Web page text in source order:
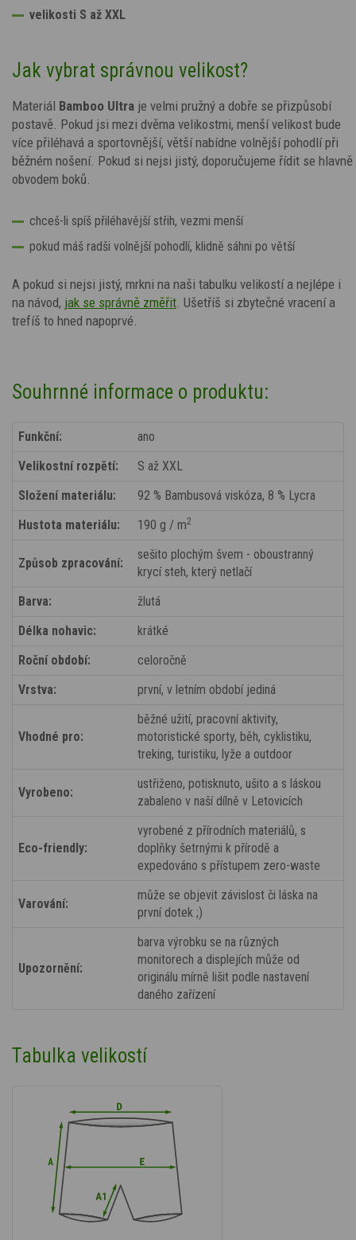
velikosti S až XXL
Jak vybrat správnou velikost?
Materiál Bamboo Ultra je velmi pružný a dobře se přizpůsobí
postavě. Pokud jsi mezi dvěma velikostmi, menší velikost bude
více přiléhavá a sportovnější, větší nabídne volnější pohodlí při
běžném nošení. Pokud si nejsi jistý, doporučujeme řídit se hlavně
obvodem boků.
chceš-li spíš přiléhavější střih, vezmi menší
pokud máš radši volnější pohodlí, klidně sáhni po větší
A pokud si nejsi jistý, mrkni na naši tabulku velikostí a nejlépe i
na návod, jak se správně změřit . Ušetříš si zbytečné vracení a
trefíš to hned napoprvé.
Souhrnné informace o produktu:
Funkční:
ano
Velikostní rozpětí:
S až XXL
Složení materiálu:
92 % Bambusová viskóza, 8 % Lycra
Hustota materiálu:
190 g / m2
Způsob zpracování:
sešito plochým švem - oboustranný
krycí steh, který netlačí
Barva:
žlutá
Délka nohavic:
krátké
Roční období:
celoročně
Vrstva:
první, v letním období jediná
Vhodné pro:
běžné užití, pracovní aktivity,
motoristické sporty, běh, cyklistiku,
treking, turistiku, lyže a outdoor
Vyrobeno:
ustřiženo, potisknuto, ušito a s láskou
zabaleno v naší dílně v Letovicích
Eco-friendly:
vyrobené z přírodních materiálů, s
doplňky šetrnými k přírodě a
expedováno s přístupem zero-waste
Varování:
může se objevit závislost či láska na
první dotek ;)
Upozornění:
barva výrobku se na různých
monitorech a displejích může od
originálu mírně lišit podle nastavení
daného zařízení
Tabulka velikostí